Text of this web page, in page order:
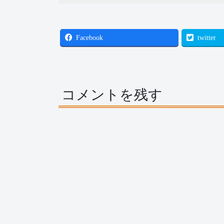
Facebook twitter
コメントを残す